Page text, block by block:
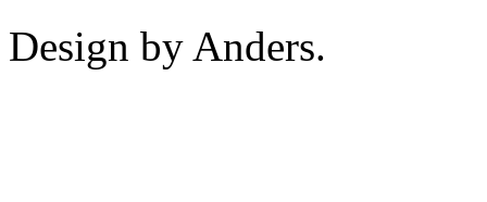
Design by Anders.